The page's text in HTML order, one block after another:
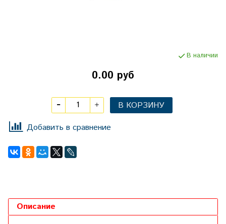
В наличии
0.00 руб
В КОРЗИНУ
Добавить в сравнение
Описание